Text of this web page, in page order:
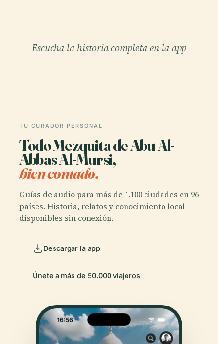
Escucha la historia completa en la app
TU CURADOR PERSONAL
Todo Mezquita de Abu Al-
Abbas Al-Mursi,
bien contado.
Guías de audio para más de 1.100 ciudades en 96
países. Historia, relatos y conocimiento local —
disponibles sin conexión.
Descargar la app
Únete a más de 50.000 viajeros